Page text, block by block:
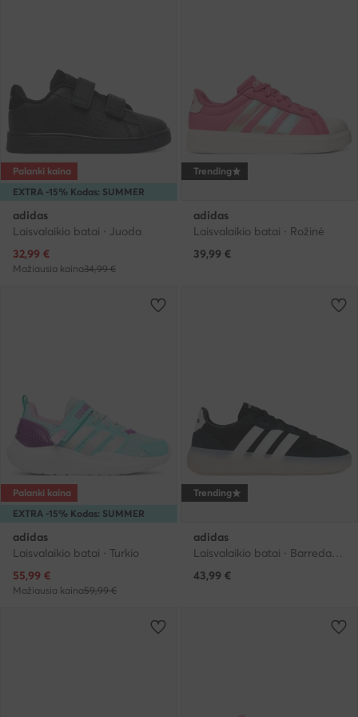
EXTRA -15% Kodas: SUMMER
Palanki kaina
adidas
Laisvalaikio batai · Juoda
Dabartinė kaina
32,99 €
Mažiausia kaina34,99 €
Trending
adidas
Laisvalaikio batai · Rožinė
39,99 €
EXTRA -15% Kodas: SUMMER
Palanki kaina
adidas
Laisvalaikio batai · Turkio
Dabartinė kaina
55,99 €
Mažiausia kaina59,99 €
Trending
adidas
Laisvalaikio batai · Barreda · Juoda
43,99 €